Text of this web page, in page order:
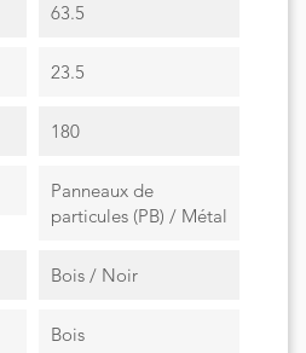
63.5
23.5
180
Panneaux de
particules (PB) / Métal
Bois / Noir
Bois